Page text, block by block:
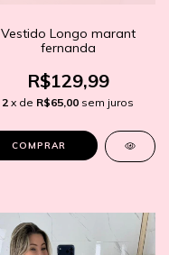
Vestido Longo marant
fernanda
R$129,99
2 x de R$65,00 sem juros
COMPRAR